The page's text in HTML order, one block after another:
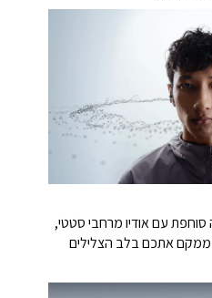
סוחפת עם אודיו מרחבי סטטי,
אתכם בלב הצלילים